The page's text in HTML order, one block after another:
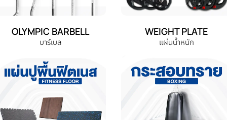
OLYMPIC BARBELL
บาร์เบล
WEIGHT PLATE
แผ่นน้ำหนัก